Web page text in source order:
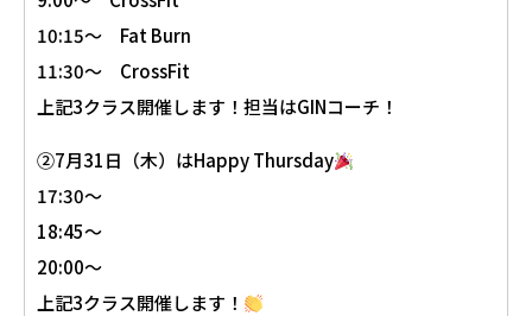
10:15〜 Fat Burn
11:30〜 CrossFit
上記3クラス開催します！担当はGINコーチ！
②7月31日（木）はHappy Thursday
17:30〜
18:45〜
20:00〜
上記3クラス開催します！